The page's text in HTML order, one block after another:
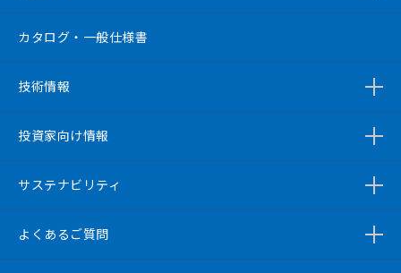
カタログ・一般仕様書
技術情報
投資家向け情報
サステナビリティ
よくあるご質問